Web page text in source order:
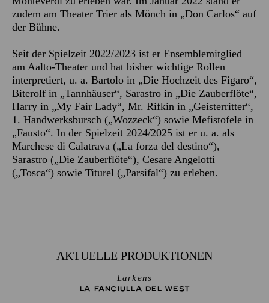
zudem am Theater Trier als Mönch in „Don Carlos“ auf
der Bühne.
Seit der Spielzeit 2022/2023 ist er Ensemblemitglied
am Aalto-Theater und hat bisher wichtige Rollen
interpretiert, u. a. Bartolo in „Die Hochzeit des Figaro“,
Biterolf in „Tannhäuser“, Sarastro in „Die Zauberflöte“,
Harry in „My Fair Lady“, Mr. Rifkin in „Geisterritter“,
1. Handwerksbursch („Wozzeck“) sowie Mefistofele in
„Fausto“. In der Spielzeit 2024/2025 ist er u. a. als
Marchese di Calatrava („La forza del destino“),
Sarastro („Die Zauberflöte“), Cesare Angelotti
(„Tosca“) sowie Titurel („Parsifal“) zu erleben.
AKTUELLE PRODUKTIONEN
Larkens
LA FANCIULLA DEL WEST